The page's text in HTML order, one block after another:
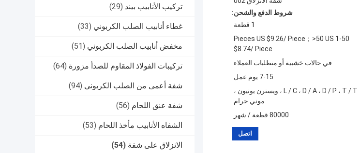
تركيب الأنابيب بيند (29)
غطاء أنابيب الصلب الكربوني (33)
مخفض أنابيب الصلب الكربوني (51)
تركيبات الفولاذ المقاوم للصدأ مزورة (64)
شفة أعمى من الصلب الكربوني (94)
شفة عنق اللحام (56)
الشفاه الأنابيب مأخذ اللحام (53)
الانزلاق على شفة (54)
شروط الدفع والشحن:
1 قطعة
1-50 Pieces US $9.26/ Piece；>50 US
$8.74/ Piece
في حالات خشبية أو متطلبات العملاء
7-15 يوم عمل
L / C ، D / A ، D / P ، T / T ، ويسترن يونيون ،
موني جرام
80000 قطعة / شهر
اتصل